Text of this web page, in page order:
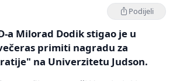
Podijeli
a Milorad Dodik stigao je u
primiti nagradu za
na Univerzitetu Judson.